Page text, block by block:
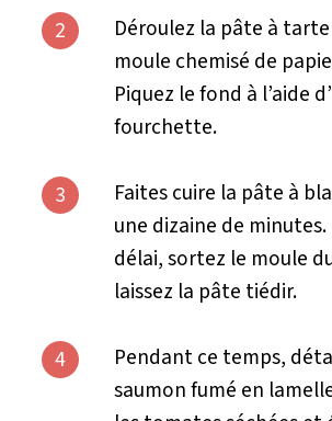
2
Déroulez la pâte à
moule chemisé de
Piquez le fond à l’aide
fourchette.
3
Faites cuire la pâte à
une dizaine de minutes.
délai, sortez le moule
laissez la pâte tiédir.
4
Pendant ce temps,
saumon fumé en